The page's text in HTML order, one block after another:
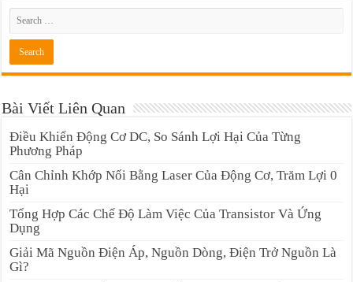
Bài Viết Liên Quan
Điều Khiển Động Cơ DC, So Sánh Lợi Hại Của Từng
Phương Pháp
Cân Chỉnh Khớp Nối Bằng Laser Của Động Cơ, Trăm Lợi 0
Hại
Tổng Hợp Các Chế Độ Làm Việc Của Transistor Và Ứng
Dụng
Giải Mã Nguồn Điện Áp, Nguồn Dòng, Điện Trở Nguồn Là
Gì?